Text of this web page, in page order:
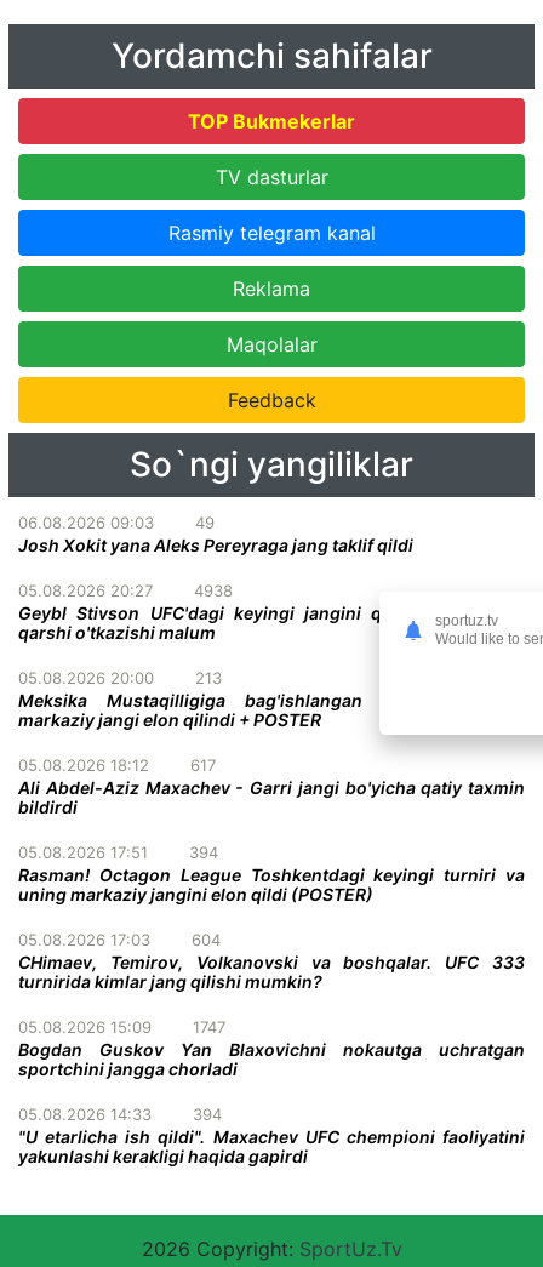
Yordamchi sahifalar
TOP Bukmekerlar
TV dasturlar
Rasmiy telegram kanal
Reklama
Maqolalar
Feedback
So`ngi yangiliklar
06.08.2026 09:03 49
Josh Xokit yana Aleks Pereyraga jang taklif qildi
05.08.2026 20:27 4938
Geybl Stivson UFC'dagi keyingi jangini qachon va kimga
qarshi o'tkazishi malum
05.08.2026 20:00 213
Meksika Mustaqilligiga bag'ishlangan UFC turnirining
markaziy jangi elon qilindi + POSTER
05.08.2026 18:12 617
Ali Abdel-Aziz Maxachev - Garri jangi bo'yicha qatiy taxmin
bildirdi
05.08.2026 17:51 394
Rasman! Octagon League Toshkentdagi keyingi turniri va
uning markaziy jangini elon qildi (POSTER)
05.08.2026 17:03 604
CHimaev, Temirov, Volkanovski va boshqalar. UFC 333
turnirida kimlar jang qilishi mumkin?
05.08.2026 15:09 1747
Bogdan Guskov Yan Blaxovichni nokautga uchratgan
sportchini jangga chorladi
05.08.2026 14:33 394
"U etarlicha ish qildi". Maxachev UFC chempioni faoliyatini
yakunlashi kerakligi haqida gapirdi
2026 Copyright: SportUz.Tv
sportuz.tv
Would like to